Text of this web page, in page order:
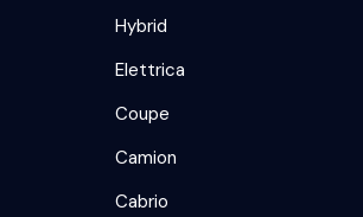
Hybrid
Elettrica
Coupe
Camion
Cabrio